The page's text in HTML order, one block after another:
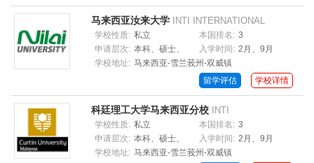
马来西亚汝来大学
INTI INTERNATIONAL
UNIVERSITY
学校性质: 私立 本国排名: 3
申请层次: 本科、硕士、
博士
入学时间: 2月、9月
学校地址: 马来西亚-雪兰莪州-双威镇
留学评估
学校详情
科廷理工大学马来西亚分校
INTI
INTERNATIONAL UNIVERSITY
学校性质: 私立 本国排名: 3
申请层次: 本科、硕士、
博士
入学时间: 2月、9月
学校地址: 马来西亚-雪兰莪州-双威镇